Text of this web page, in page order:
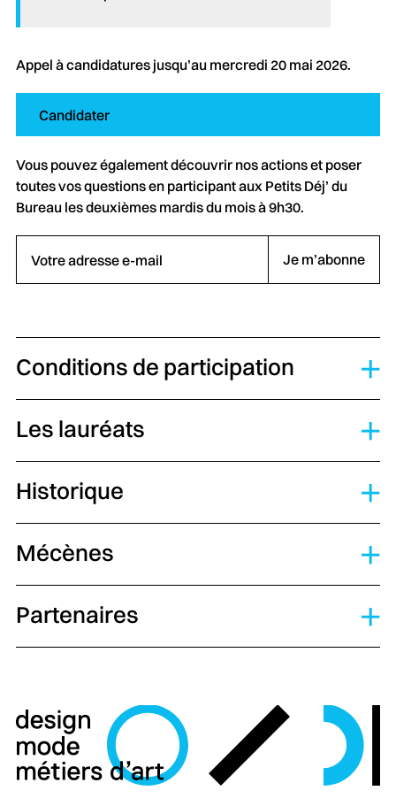
Appel à candidatures jusqu’au mercredi 20 mai 2026.
Candidater
Vous pouvez également découvrir nos actions et poser
toutes vos questions en participant aux Petits Déj’ du
Bureau les deuxièmes mardis du mois à 9h30.
Je m’abonne
Conditions de participation
Les lauréats
Historique
Mécènes
Partenaires